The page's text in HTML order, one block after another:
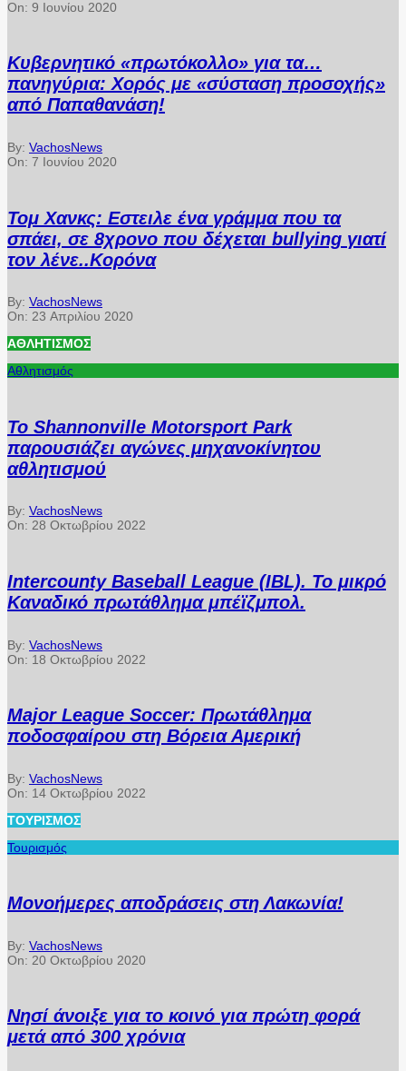
On: 9 Ιουνίου 2020
Κυβερνητικό «πρωτόκολλο» για τα…
πανηγύρια: Χορός με «σύσταση προσοχής»
από Παπαθανάση!
By: VachosNews
On: 7 Ιουνίου 2020
Τομ Χανκς: Εστειλε ένα γράμμα που τα
σπάει, σε 8χρονο που δέχεται bullying γιατί
τον λένε..Κορόνα
By: VachosNews
On: 23 Απριλίου 2020
ΑΘΛΗΤΙΣΜΌΣ
Αθλητισμός
Το Shannonville Motorsport Park
παρουσιάζει αγώνες μηχανοκίνητου
αθλητισμού
By: VachosNews
On: 28 Οκτωβρίου 2022
Intercounty Baseball League (IBL). Το μικρό
Καναδικό πρωτάθλημα μπέϊζμπολ.
By: VachosNews
On: 18 Οκτωβρίου 2022
Major League Soccer: Πρωτάθλημα
ποδοσφαίρου στη Βόρεια Αμερική
By: VachosNews
On: 14 Οκτωβρίου 2022
ΤΟΥΡΙΣΜΌΣ
Τουρισμός
Μονοήμερες αποδράσεις στη Λακωνία!
By: VachosNews
On: 20 Οκτωβρίου 2020
Νησί άνοιξε για το κοινό για πρώτη φορά
μετά από 300 χρόνια